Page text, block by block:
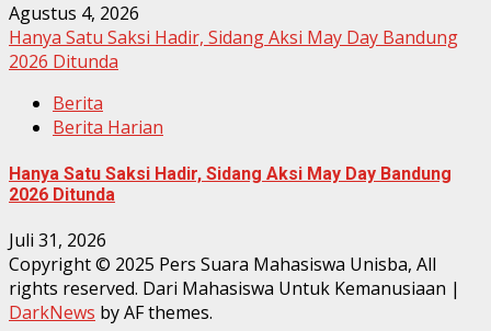
Agustus 4, 2026
Hanya Satu Saksi Hadir, Sidang Aksi May Day Bandung
2026 Ditunda
Berita
Berita Harian
Hanya Satu Saksi Hadir, Sidang Aksi May Day Bandung
2026 Ditunda
Juli 31, 2026
Copyright © 2025 Pers Suara Mahasiswa Unisba, All
rights reserved. Dari Mahasiswa Untuk Kemanusiaan |
DarkNews by AF themes.